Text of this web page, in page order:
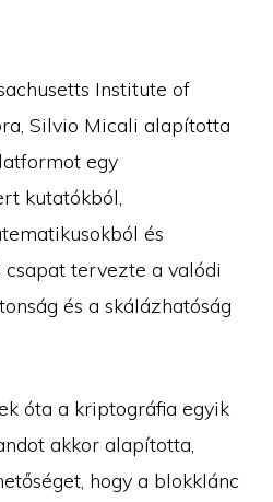
Institute of
Silvio Micali alapította
egy
kutatókból,
és
tervezte a valódi
és a skálázhatóság
óta a kriptográfia egyik
akkor alapította,
hogy a blokklánc